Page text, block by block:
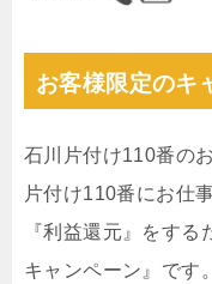
お客様限定のキ
石川片付け110番の
片付け110番にお仕
『利益還元』をす
キャンペーン』です。